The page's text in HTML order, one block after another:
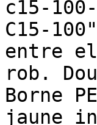
c15-
C15-
entre
rob.
Borne
jaune